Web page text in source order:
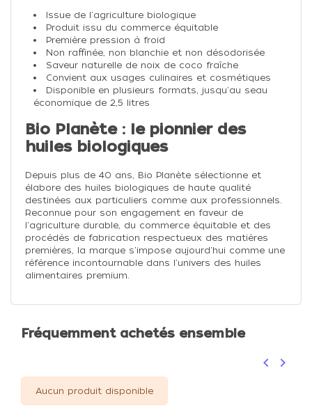
Issue de l'agriculture biologique
Produit issu du commerce équitable
Première pression à froid
Non raffinée, non blanchie et non désodorisée
Saveur naturelle de noix de coco fraîche
Convient aux usages culinaires et cosmétiques
Disponible en plusieurs formats, jusqu'au seau
économique de 2,5 litres
Bio Planète : le pionnier des
huiles biologiques
Depuis plus de 40 ans, Bio Planète sélectionne et
élabore des huiles biologiques de haute qualité
destinées aux particuliers comme aux professionnels.
Reconnue pour son engagement en faveur de
l'agriculture durable, du commerce équitable et des
procédés de fabrication respectueux des matières
premières, la marque s'impose aujourd'hui comme une
référence incontournable dans l'univers des huiles
alimentaires premium.
Fréquemment achetés ensemble
Précédent
keyboard_arrow_left keyboard_arrow_right
Aucun produit disponible